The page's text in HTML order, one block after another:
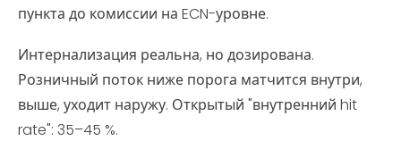
пункта до комиссии на ECN-уровне.
Интернализация реальна, но дозирована.
Розничный поток ниже порога матчится внутри,
выше, уходит наружу. Открытый "внутренний hit
rate": 35–45 %.